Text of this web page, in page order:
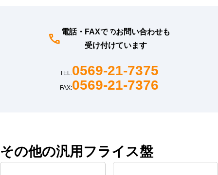
電話・FAXでのお問い合わせも
受け付けています
TEL:0569-21-7375
FAX:0569-21-7376
その他の汎用フライス盤